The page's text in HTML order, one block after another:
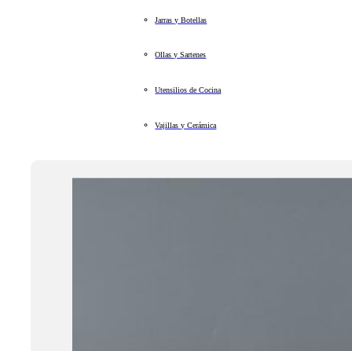
Jarras y Botellas
Ollas y Sartenes
Utensilios de Cocina
Vajillas y Cerámica